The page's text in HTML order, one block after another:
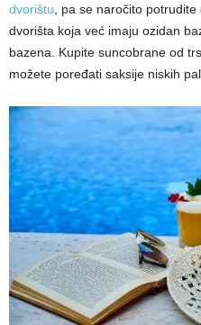
dvorištu , pa se naročito
dvorišta koja već imaju ozidan
bazena. Kupite suncobrane od
možete poređati saksije niskih